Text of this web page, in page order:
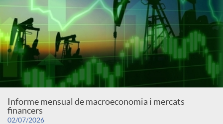
Informe mensual de macroeconomia i mercats
financers
02/07/2026